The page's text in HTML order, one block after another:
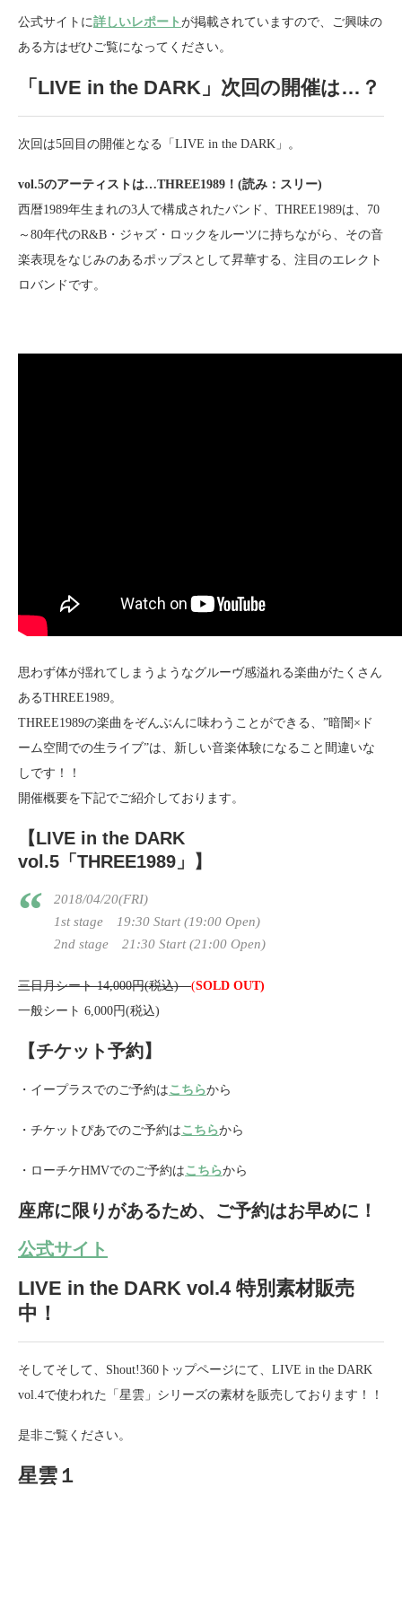
公式サイトに詳しいレポート が掲載されていますので、ご興味の
ある方はぜひご覧になってください。
「LIVE in the DARK」次回の開催は…？
次回は5回目の開催となる「LIVE in the DARK」。
vol.5のアーティストは…THREE1989！(読み：スリー)
西暦1989年生まれの3人で構成されたバンド、THREE1989は、70
～80年代のR&B・ジャズ・ロックをルーツに持ちながら、その音
楽表現をなじみのあるポップスとして昇華する、注目のエレクト
ロバンドです。
思わず体が揺れてしまうようなグルーヴ感溢れる楽曲がたくさん
あるTHREE1989。
THREE1989の楽曲をぞんぶんに味わうことができる、”暗闇×ド
ーム空間での生ライブ”は、新しい音楽体験になること間違いな
しです！！
開催概要を下記でご紹介しております。
【LIVE in the DARK
vol.5「THREE1989」】
2018/04/20(FRI)
1st stage 19:30 Start (19:00 Open)
2nd stage 21:30 Start (21:00 Open)
三日月シート 14,000円(税込)(SOLD OUT)
一般シート 6,000円(税込)
【チケット予約】
・イープラスでのご予約はこちらから
・チケットぴあでのご予約はこちらから
・ローチケHMVでのご予約はこちらから
座席に限りがあるため、ご予約はお早めに！
公式サイト
LIVE in the DARK vol.4 特別素材販売
中！
そしてそして、Shout!360トップページにて、LIVE in the DARK
vol.4で使われた「星雲」シリーズの素材を販売しております！！
是非ご覧ください。
星雲１